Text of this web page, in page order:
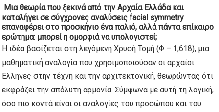
Μια θεωρία που ξεκινά από την Αρχαία Ελλάδα και
καταλήγει σε σύγχρονες αναλύσεις facial symmetry
επαναφέρει στο προσκήνιο ένα παλιό, αλλά πάντα επίκαιρο
ερώτημα: μπορεί η ομορφιά να υπολογιστεί;
Η ιδέα βασίζεται στη λεγόμενη Χρυσή Τομή (Φ – 1,618), μια
μαθηματική αναλογία που χρησιμοποιούσαν οι αρχαίοι
Έλληνες στην τέχνη και την αρχιτεκτονική, θεωρώντας ότι
εκφράζει την απόλυτη αρμονία. Σύμφωνα με αυτή τη λογική,
όσο πιο κοντά είναι οι αναλογίες του προσώπου και του